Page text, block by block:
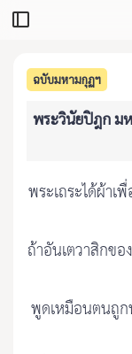
ฉบับมหามกุฏฯ
พระวินัยปิฎก ม
พระเถระได้ผ้าเ
ถ้าอันเตวาสิกขอ
พูดเหมือนตนถูก